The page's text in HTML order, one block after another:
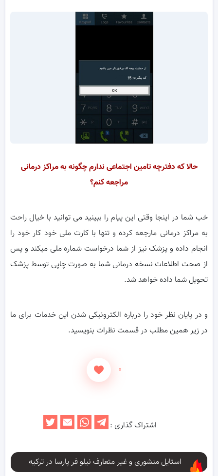
حالا که دفترچه تامین اجتماعی ندارم چگونه به مراکز درمانی
مراجعه کنم؟
خب شما در اینجا وقتی این پیام را ببینید می توانید با خیال راحت
به مراکز درمانی مارجعه کرده و تنها با کارت ملی خود کار خود را
انجام داده و پزشک نیز از شما درخواست شماره ملی میکند و پس
از صحت اطلاعات نسخه درمانی شما به صورت چاپی توسط پزشک
تحویل شما داده خواهد شد.
و در پایان نظر خود را درباره الکترونیکی شدن این خدمات برای ما
در زیر همین مطلب در قسمت نظرات بنویسید.
۰
اشتراک گذاری :
استایل منشوری و غیر متعارف نیلو فر پارسا در ترکیه